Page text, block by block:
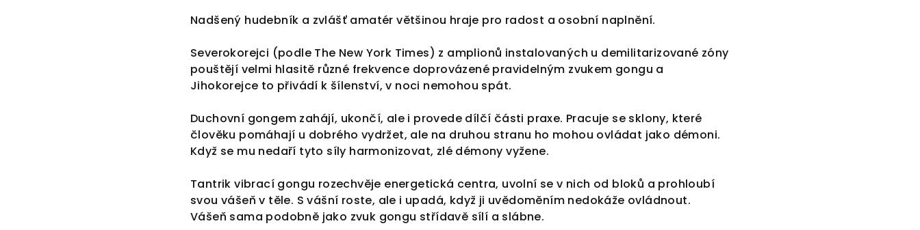
Nadšený hudebník a zvlášť amatér většinou hraje pro radost a osobní naplnění.
Severokorejci (podle The New York Times) z amplionů instalovaných u demilitarizované zóny
pouštějí velmi hlasitě různé frekvence doprovázené pravidelným zvukem gongu a
Jihokorejce to přivádí k šílenství, v noci nemohou spát.
Duchovní gongem zahájí, ukončí, ale i provede dílčí části praxe. Pracuje se sklony, které
člověku pomáhají u dobrého vydržet, ale na druhou stranu ho mohou ovládat jako démoni.
Když se mu nedaří tyto síly harmonizovat, zlé démony vyžene.
Tantrik vibrací gongu rozechvěje energetická centra, uvolní se v nich od bloků a prohloubí
svou vášeň v těle. S vášní roste, ale i upadá, když ji uvědoměním nedokáže ovládnout.
Vášeň sama podobně jako zvuk gongu střídavě sílí a slábne.